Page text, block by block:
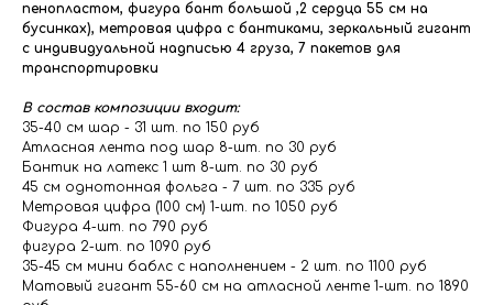
пенопластом, фигура бант большой ,2 сердца 55 см на
бусинках), метровая цифра с бантиками, зеркальный гигант
с индивидуальной надписью 4 груза, 7 пакетов для
транспортировки
В состав композиции входит:
35-40 см шар - 31 шт. по 150 руб
Атласная лента под шар 8-шт. по 30 руб
Бантик на латекс 1 шт 8-шт. по 30 руб
45 см однотонная фольга - 7 шт. по 335 руб
Метровая цифра (100 см) 1-шт. по 1050 руб
Фигура 4-шт. по 790 руб
фигура 2-шт. по 1090 руб
35-45 см мини баблс с наполнением - 2 шт. по 1100 руб
Матовый гигант 55-60 см на атласной ленте 1-шт. по 1890